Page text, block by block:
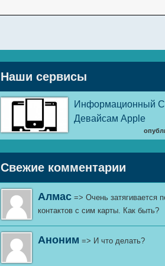
Наши сервисы
Информационный
Девайсам Apple
Свежие комментарии
Алмас=> Очень затягивается
контактов с сим карты. Как быть?
Аноним => И что делать?